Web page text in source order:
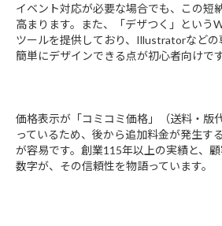
イベント対応が必要な場合でも、この短
高まります。また、「デザつく」という
ツールを提供しており、Illustratorなどの
簡単にデザインできる点が初心者向けです
価格表示が「コミコミ価格」（送料・版
っているため、後から追加料金が発生す
が容易です。創業115年以上の実績と、
数字が、その信頼性を物語っています。